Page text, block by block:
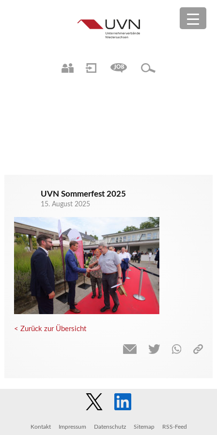
UVN Sommerfest 2025
15. August 2025
< Zurück zur Übersicht
Kontakt Impressum Datenschutz Sitemap RSS-Feed